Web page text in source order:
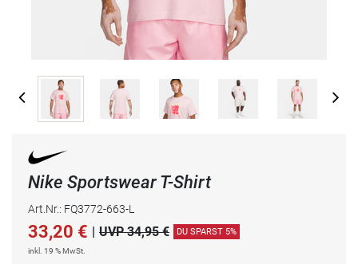
Nike Sportswear T-Shirt
Art.Nr.: FQ3772-663-L
33,20 € | UVP 34,95 € DU SPARST 5%
inkl. 19 % MwSt.